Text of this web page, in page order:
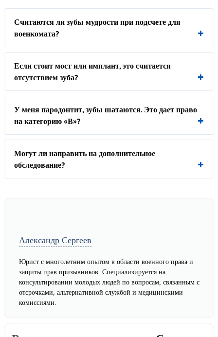
Считаются ли зубы мудрости при подсчете для
военкомата?
Если стоит мост или имплант, это считается
отсутствием зуба?
У меня пародонтит, зубы шатаются. Это дает право
на категорию «В»?
Могут ли направить на дополнительное
обследование?
Александр Сергеев
Юрист с многолетним опытом в области военного права и
защиты прав призывников. Специализируется на
консультировании молодых людей по вопросам, связанным с
отсрочками, альтернативной службой и медицинскими
комиссиями.